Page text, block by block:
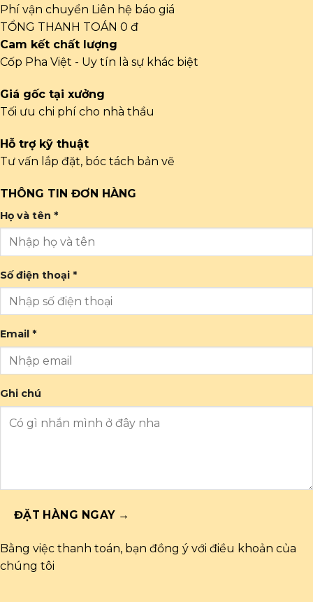
Phí vận chuyển Liên hệ báo giá
TỔNG THANH TOÁN 0 đ
Cam kết chất lượng
Cốp Pha Việt - Uy tín là sự khác biệt
Giá gốc tại xưởng
Tối ưu chi phí cho nhà thầu
Hỗ trợ kỹ thuật
Tư vấn lắp đặt, bóc tách bản vẽ
THÔNG TIN ĐƠN HÀNG
Họ và tên *
Số điện thoại *
Email *
Ghi chú
ĐẶT HÀNG NGAY →
Bằng việc thanh toán, bạn đồng ý với điều khoản của
chúng tôi